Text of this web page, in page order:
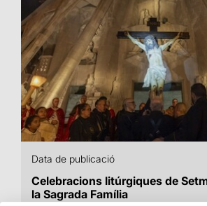
Data de publicació
Celebracions litúrgiques de
la Sagrada Família